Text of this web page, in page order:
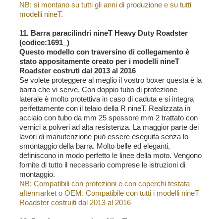
NB: si montano su tutti gli anni di produzione e su tutti
modelli nineT.
11. Barra paracilindri nineT Heavy Duty Roadster
(codice:1691_)
Questo modello con traversino di collegamento è
stato appositamente creato per i modelli nineT
Roadster costruti dal 2013 al 2016
Se volete proteggere al meglio il vostro boxer questa è la
barra che vi serve. Con doppio tubo di protezione
laterale è molto protettiva in caso di caduta e si integra
perfettamente con il telaio della R nineT. Realizzata in
acciaio con tubo da mm 25 spessore mm 2 trattato con
vernici a polveri ad alta resistenza. La maggior parte dei
lavori di manutenzione può essere eseguita senza lo
smontaggio della barra. Molto belle ed eleganti,
definiscono in modo perfetto le linee della moto. Vengono
fornite di tutto il necessario comprese le istruzioni di
montaggio.
NB: Compatibili con protezioni e con coperchi testata
aftermarket o OEM. Compatibile con tutti i modelli nineT
Roadster costruiti dal 2013 al 2016